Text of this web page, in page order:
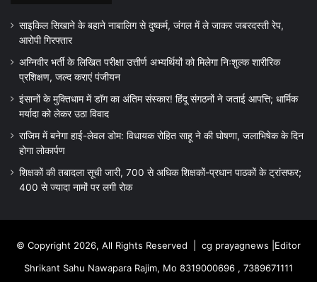
साइकिल सिखाने के बहाने नाबालिग से दुष्कर्म, जंगल में ले जाकर जबरदस्ती रेप,
आरोपी गिरफ्तार
अग्निवीर भर्ती के लिखित परीक्षा उत्तीर्ण अभ्यर्थियों को मिलेगा निःशुल्क शारीरिक
प्रशिक्षण, जल्द कराएं पंजीयन
इंसानों के मुक्तिधाम में डॉग का अंतिम संस्कार! हिंदू संगठनों ने जताई आपत्ति; धार्मिक
मर्यादा को लेकर उठा विवाद
राजिम में बनेगा हाई-लेवल डोम: विधायक रोहित साहू ने की घोषणा, जलाभिषेक के दिन
होगा लोकार्पण
शिक्षकों की तबादला सूची जारी, 700 से अधिक शिक्षकों-प्रधान पाठकों के ट्रांसफर;
400 से ज्यादा नामों पर लगी रोक
© Copyright 2026, All Rights Reserved | cg prayagnews |Editor
Shrikant Sahu Nawapara Rajim, Mo 8319000696 , 7389671111